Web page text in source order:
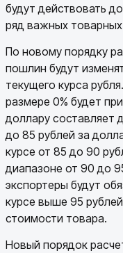
будут действовать
ряд важных товарных
По новому порядку
пошлин будут
текущего курса
размере 0% будет
доллару составляет
до 85 рублей за
курсе от 85 до 90
диапазоне от 90 до
экспортеры будут
курсе выше 95
стоимости товара.
Новый порядок